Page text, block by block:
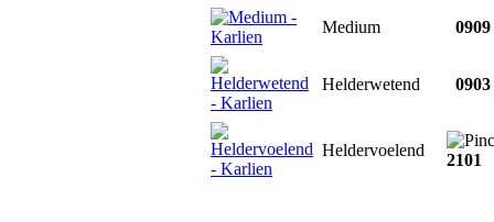
Medium
Helderwetend
Heldervoelend
2101